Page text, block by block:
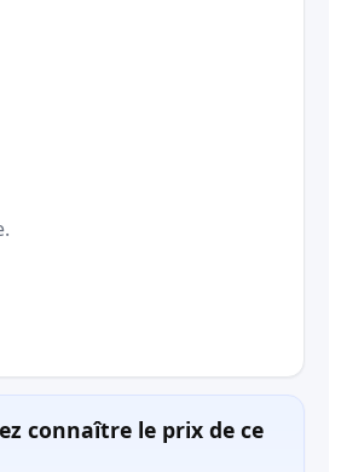
connaître le prix de ce